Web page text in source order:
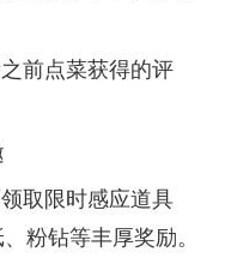
前点菜获得的评
取限时感应道具
粉钻等丰厚奖励。